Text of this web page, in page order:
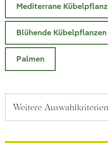
Mediterrane
Blühende Kübelpflanzen
Palmen
Weitere